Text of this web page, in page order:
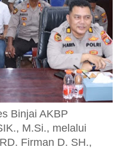
Binjai AKBP
M.Si., melalui
Firman D. SH.,